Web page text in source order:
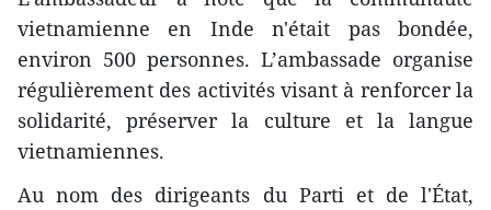
vietnamienne en Inde n'était pas bondée,
environ 500 personnes. L’ambassade organise
régulièrement des activités visant à renforcer la
solidarité, préserver la culture et la langue
vietnamiennes.
Au nom des dirigeants du Parti et de l'État,